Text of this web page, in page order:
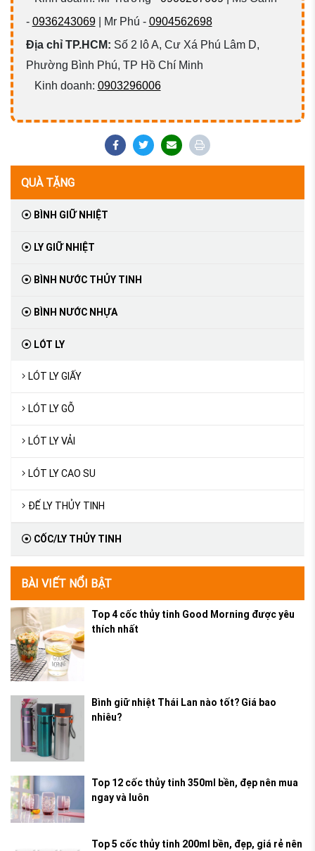
- 0936243069| Mr Phú - 0904562698
Địa chỉ TP.HCM: Số 2 lô A, Cư Xá Phú Lâm D,
Phường Bình Phú, TP Hồ Chí Minh
Kinh doanh: 0903296006
QUÀ TẶNG
BÌNH GIỮ NHIỆT
LY GIỮ NHIỆT
BÌNH NƯỚC THỦY TINH
BÌNH NƯỚC NHỰA
LÓT LY
LÓT LY GIẤY
LÓT LY GỖ
LÓT LY VẢI
LÓT LY CAO SU
ĐẾ LY THỦY TINH
CỐC/LY THỦY TINH
BÀI VIẾT NỔI BẬT
Top 4 cốc thủy tinh Good Morning được yêu
thích nhất
Bình giữ nhiệt Thái Lan nào tốt? Giá bao
nhiêu?
Top 12 cốc thủy tinh 350ml bền, đẹp nên mua
ngay và luôn
Top 5 cốc thủy tinh 200ml bền, đẹp, giá rẻ nên